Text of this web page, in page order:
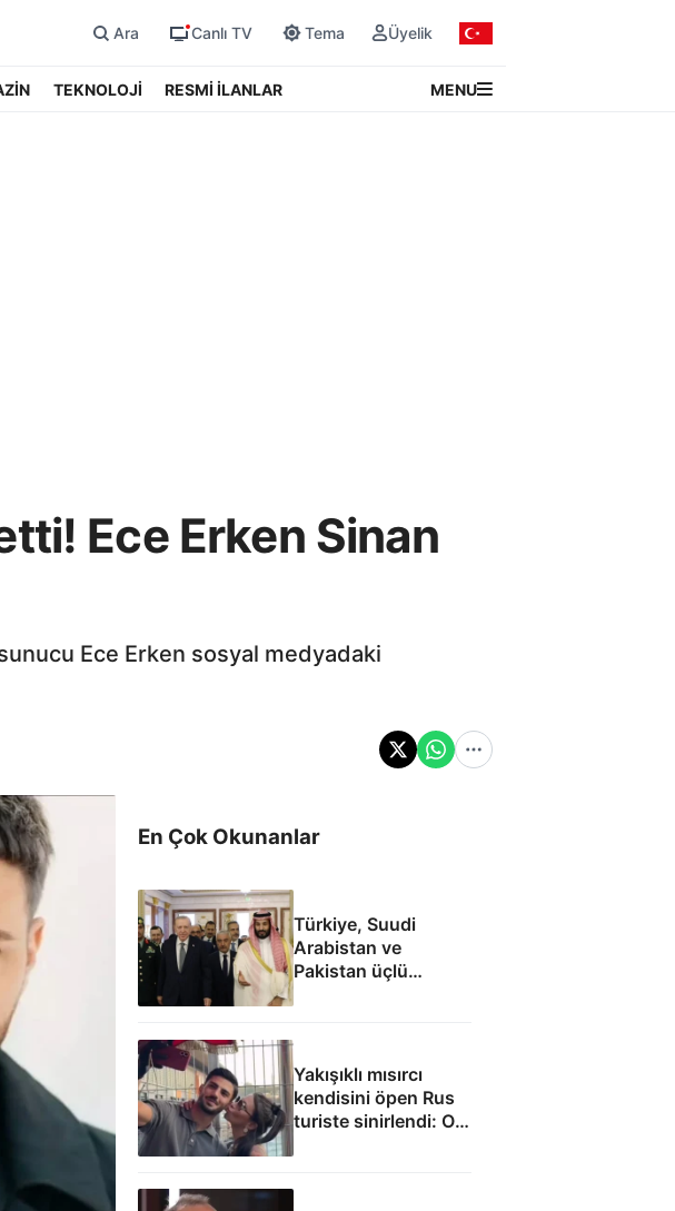
Ara Canlı TV Tema Üyelik
TEKNOLOJİ RESMİ İLANLAR MENU
Ece Erken Sinan
Ece Erken sosyal medyadaki
En Çok Okunanlar
Türkiye, Suudi
Arabistan ve
Pakistan üçlü
Yakışıklı mısırcı
kendisini öpen Rus
turiste sinirlendi: O